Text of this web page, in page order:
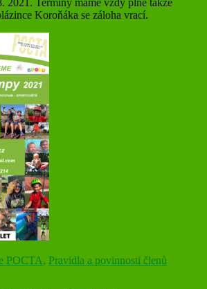
Koroňáka se záloha vrací.
POCTA, Pravidla a povinnosti členů